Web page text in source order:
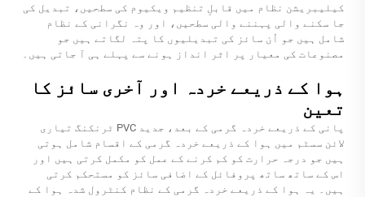
کیلیبریشن نظام میں قابلِ تنظیم ویکیوم کی سطحیں، تبدیل کی
جا سکنے والی پہننے والی سطحیں، اور وہ نگرانی کے نظام
شامل ہیں جو اُن سائز کی تبدیلیوں کا پتہ لگاتے ہیں جو
مصنوعات کی معیار پر اثر انداز ہونے سے پہلے ہی آ جاتی ہیں۔
ہوا کے ذریعے خردہ اور آخری سائز کا
تعین
پانی کے ذریعے خردہ گرمی کے بعد، جدید PVC ٹرنکنگ تیاری
لائن سسٹم میں ہوا کے ذریعے خردہ گرمی کے اقسام شامل ہوتی
ہیں جو درجہ حرارت کو کم کرنے کے عمل کو مکمل کرتی ہیں اور
اس کے ساتھ ساتھ پروفائل کے اضافی سائز کو مستحکم کرتی
ہیں۔ یہ ہوا کے ذریعے خردہ گرمی کے نظام کنٹرول شدہ ہوا کے